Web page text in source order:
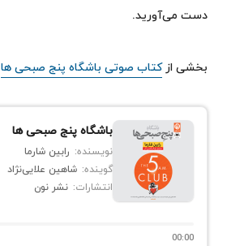
دست می‌آورید.
بخشی ازکتاب صوتی باشگاه پنج صبحی ها
باشگاه پنج صبحی ها
نویسنده: رابین شارما
گوینده: شاهین علایی‌نژاد
انتشارات: نشر نون
00:00